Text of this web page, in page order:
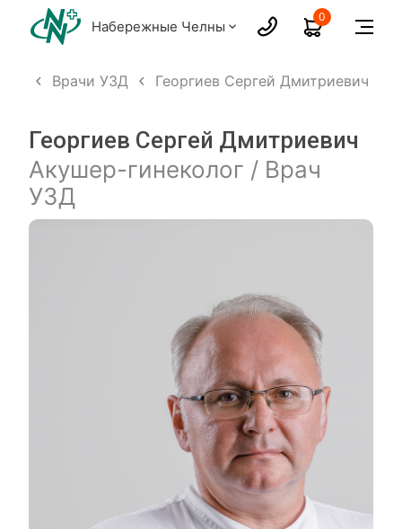
Набережные Челны
0
Врачи УЗД Георгиев Сергей Дмитриевич
Георгиев Сергей Дмитриевич
Акушер-гинеколог / Врач
УЗД